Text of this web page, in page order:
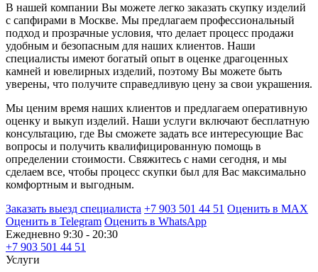
В нашей компании Вы можете легко заказать скупку изделий
с сапфирами в Москве. Мы предлагаем профессиональный
подход и прозрачные условия, что делает процесс продажи
удобным и безопасным для наших клиентов. Наши
специалисты имеют богатый опыт в оценке драгоценных
камней и ювелирных изделий, поэтому Вы можете быть
уверены, что получите справедливую цену за свои украшения.
Мы ценим время наших клиентов и предлагаем оперативную
оценку и выкуп изделий. Наши услуги включают бесплатную
консультацию, где Вы сможете задать все интересующие Вас
вопросы и получить квалифицированную помощь в
определении стоимости. Свяжитесь с нами сегодня, и мы
сделаем все, чтобы процесс скупки был для Вас максимально
комфортным и выгодным.
Заказать выезд специалиста +7 903 501 44 51 Оценить в MAX
Оценить в Telegram Оценить в WhatsApp
Ежедневно 9:30 - 20:30
+7 903 501 44 51
Услуги